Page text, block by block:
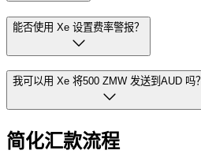
能否使用 Xe 设置费率警报？
我可以用 Xe 将500 ZMW 发送到AUD 吗？
简化汇款流程